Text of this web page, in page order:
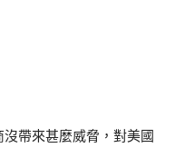
帶來甚麼威脅，對美國